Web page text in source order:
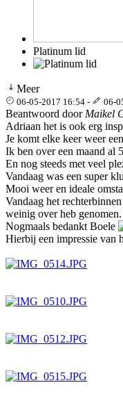
Platinum lid
Meer
06-05-2017 16:54 - 06-
Beantwoord door Maikel
Adriaan het is ook erg
Je komt elke keer weer
Ik ben over een maand al
En nog steeds met veel
Vandaag was een super
Mooi weer en ideale
Vandaag het
weinig over heb genomen.
Nogmaals bedankt Boele
Hierbij een impressie van